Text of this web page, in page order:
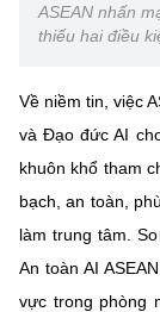
Điều khoản sử
Cơ quan chủ
Chịu trách nhiệm
Giám đốc Trung
Liên hệ
ASEAN nhấn
thiếu hai điều
Về niềm tin , việc
và Đạo đức AI
khuôn khổ tham
bạch, an toàn,
làm trung tâm.
An toàn AI
vực trong phòng